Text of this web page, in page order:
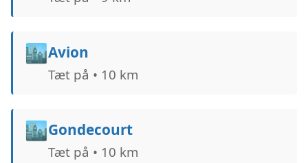
🏙️Avion
Tæt på • 10 km
🏙️Gondecourt
Tæt på • 10 km